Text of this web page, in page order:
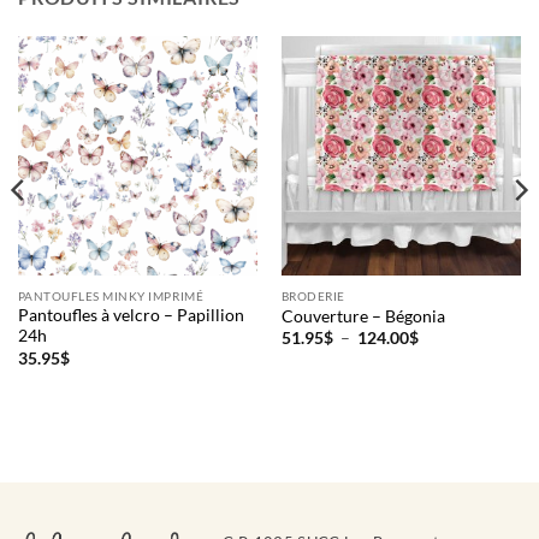
PANTOUFLES MINKY IMPRIMÉ
Pantoufles à velcro – Papillion
24h
35.95$
BRODERIE
Couverture – Bégonia
51.95$ – 124.00$Plage